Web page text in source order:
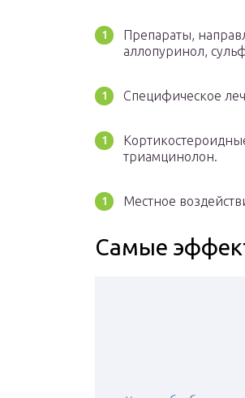
Препараты,
аллопуринол,
Специфическое
триамцинолон.
Местное
Самые